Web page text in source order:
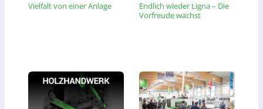
Vielfalt von einer Anlage
Endlich wieder Ligna – Die
Vorfreude wächst